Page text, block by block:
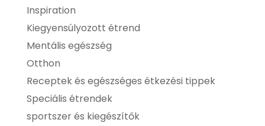
Inspiration
Kiegyensúlyozott étrend
Mentális egészség
Otthon
Receptek és egészséges étkezési tippek
Speciális étrendek
sportszer és kiegészítők